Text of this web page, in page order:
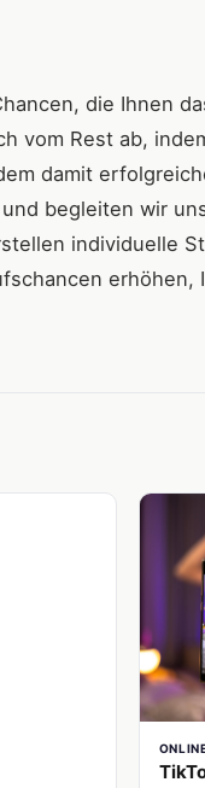
die Ihnen
vom Rest ab,
damit
begleiten wir
individuelle